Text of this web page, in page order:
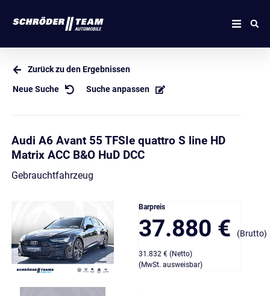
Zurück zu den Ergebnissen
Neue Suche Suche anpassen
Audi A6 Avant 55 TFSIe quattro S line HD
Matrix ACC B&O HuD DCC
Gebrauchtfahrzeug
Barpreis
37.880 € (Brutto)
31.832 € (Netto)
(MwSt. ausweisbar)